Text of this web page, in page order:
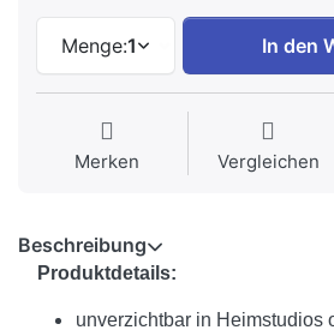
Menge:1 In den
Merken Vergleichen
Beschreibung
Produktdetails:
unverzichtbar in Heimstudios